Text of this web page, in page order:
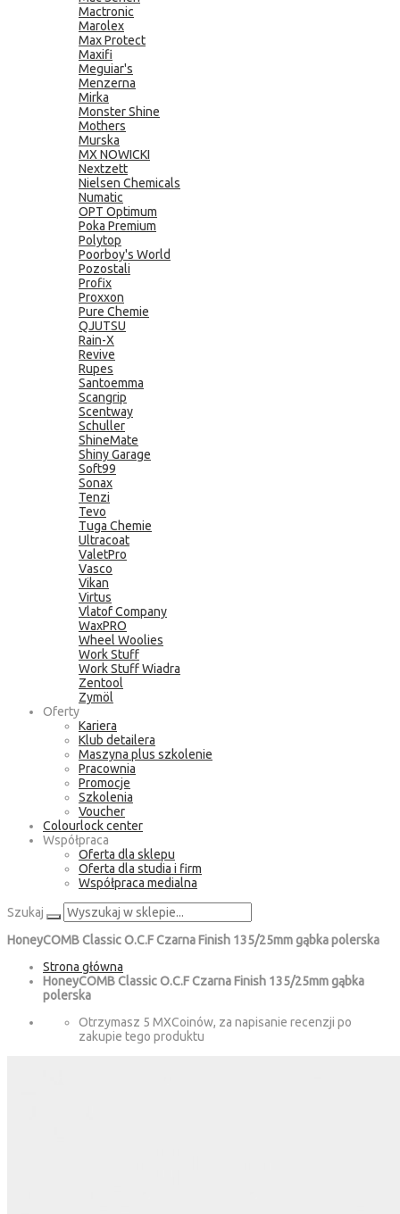
Mactronic
Marolex
Max Protect
Maxifi
Meguiar's
Menzerna
Mirka
Monster Shine
Mothers
Murska
MX NOWICKI
Nextzett
Nielsen Chemicals
Numatic
OPT Optimum
Poka Premium
Polytop
Poorboy's World
Pozostali
Profix
Proxxon
Pure Chemie
QJUTSU
Rain-X
Revive
Rupes
Santoemma
Scangrip
Scentway
Schuller
ShineMate
Shiny Garage
Soft99
Sonax
Tenzi
Tevo
Tuga Chemie
Ultracoat
ValetPro
Vasco
Vikan
Virtus
Vlatof Company
WaxPRO
Wheel Woolies
Work Stuff
Work Stuff Wiadra
Zentool
Zymöl
Oferty
Kariera
Klub detailera
Maszyna plus szkolenie
Pracownia
Promocje
Szkolenia
Voucher
Colourlock center
Współpraca
Oferta dla sklepu
Oferta dla studia i firm
Współpraca medialna
Szukaj
HoneyCOMB Classic O.C.F Czarna Finish 135/25mm gąbka polerska
Strona główna
HoneyCOMB Classic O.C.F Czarna Finish 135/25mm gąbka
polerska
Otrzymasz 5 MXCoinów, za napisanie recenzji po
zakupie tego produktu